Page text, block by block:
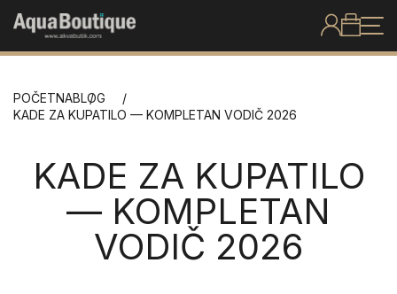
POČETNABLOG
KADE ZA KUPATILO — KOMPLETAN VODIČ 2026
KADE ZA KUPATILO
— KOMPLETAN
VODIČ 2026